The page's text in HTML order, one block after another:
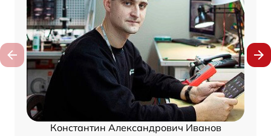
Константин Александрович Иванов